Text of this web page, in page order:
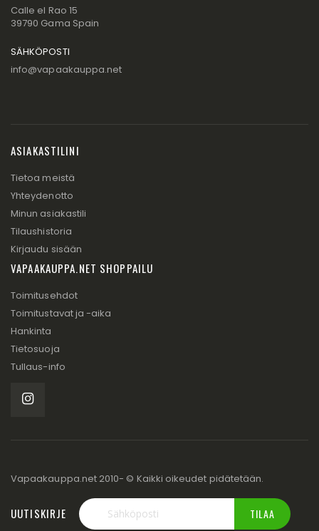
Calle el Rao 15
39790 Gama Spain
SÄHKÖPOSTI
info@vapaakauppa.net
ASIAKASTILINI
Tietoa meistä
Yhteydenotto
Minun asiakastili
Tilaushistoria
Kirjaudu sisään
VAPAAKAUPPA.NET SHOPPAILU
Toimitusehdot
Toimitustavat ja -aika
Hankinta
Tietosuoja
Tullaus-info
Vapaakauppa.net 2010- © Kaikki oikeudet pidätetään.
UUTISKIRJE TILAA